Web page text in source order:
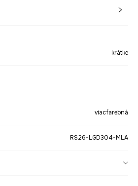
krátke
viacfarebná
RS26-LGD304-MLA